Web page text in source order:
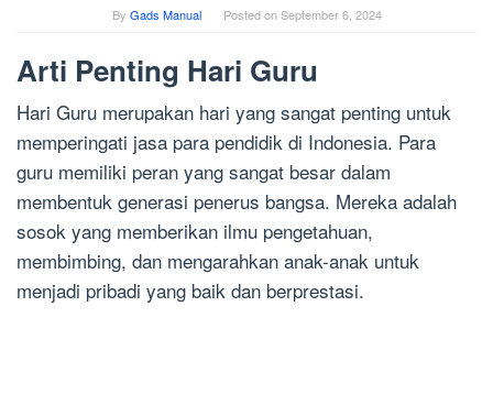
By Gads Manual Posted onSeptember 6, 2024
Arti Penting Hari Guru
Hari Guru merupakan hari yang sangat penting untuk
memperingati jasa para pendidik di Indonesia. Para
guru memiliki peran yang sangat besar dalam
membentuk generasi penerus bangsa. Mereka adalah
sosok yang memberikan ilmu pengetahuan,
membimbing, dan mengarahkan anak-anak untuk
menjadi pribadi yang baik dan berprestasi.